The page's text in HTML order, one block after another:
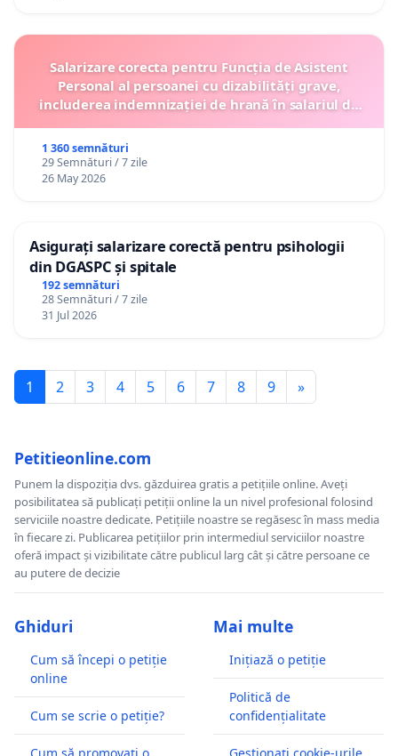
Salarizare corecta pentru Funcția de Asistent
Personal al persoanei cu dizabilități grave,
includerea indemnizației de hrană în salariul de
1 360 semnături
29 Semnături / 7 zile
26 May 2026
Asigurați salarizare corectă pentru psihologii
din DGASPC și spitale
192 semnături
28 Semnături / 7 zile
31 Jul 2026
1 2 3 4 5 6 7 8 9 »
Petitieonline.com
Punem la dispoziția dvs. găzduirea gratis a petițiile online. Aveți
posibilitatea să publicați petiții online la un nivel profesional folosind
serviciile noastre dedicate. Petițiile noastre se regăsesc în mass media
în fiecare zi. Publicarea petițiilor prin intermediul serviciilor noastre
oferă impact și vizibilitate către publicul larg cât și către persoane ce
au putere de decizie
Ghiduri
Cum să începi o petiție
online
Cum se scrie o petiție?
Mai multe
Inițiază o petiție
Politică de
confidențialitate